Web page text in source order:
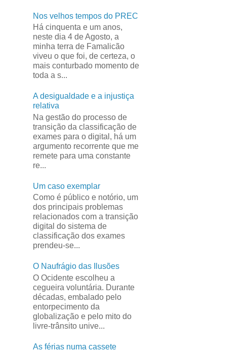
Nos velhos tempos do PREC
Há cinquenta e um anos,
neste dia 4 de Agosto, a
minha terra de Famalicão
viveu o que foi, de certeza, o
mais conturbado momento de
toda a s...
A desigualdade e a injustiça
relativa
Na gestão do processo de
transição da classificação de
exames para o digital, há um
argumento recorrente que me
remete para uma constante
re...
Um caso exemplar
Como é público e notório, um
dos principais problemas
relacionados com a transição
digital do sistema de
classificação dos exames
prendeu-se...
O Naufrágio das Ilusões
O Ocidente escolheu a
cegueira voluntária. Durante
décadas, embalado pelo
entorpecimento da
globalização e pelo mito do
livre-trânsito unive...
As férias numa cassete